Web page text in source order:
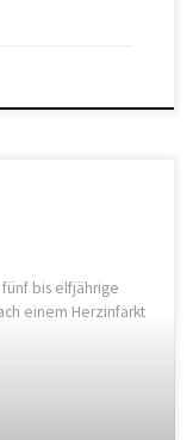
bis elfjährige
einem Herzinfarkt